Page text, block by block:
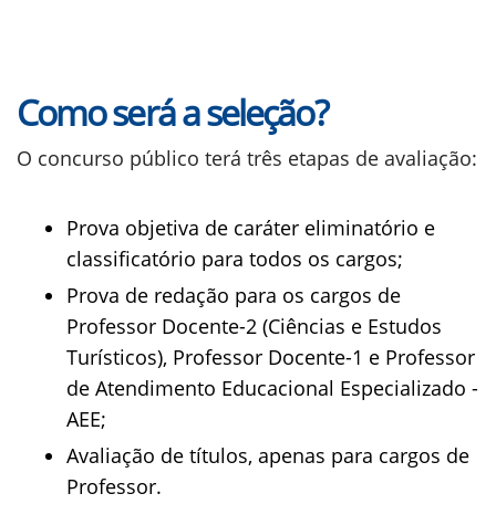
Como será a seleção?
O concurso público terá três etapas de avaliação:
Prova objetiva de caráter eliminatório e
classificatório para todos os cargos;
Prova de redação para os cargos de
Professor Docente-2 (Ciências e Estudos
Turísticos), Professor Docente-1 e Professor
de Atendimento Educacional Especializado -
AEE;
Avaliação de títulos, apenas para cargos de
Professor.